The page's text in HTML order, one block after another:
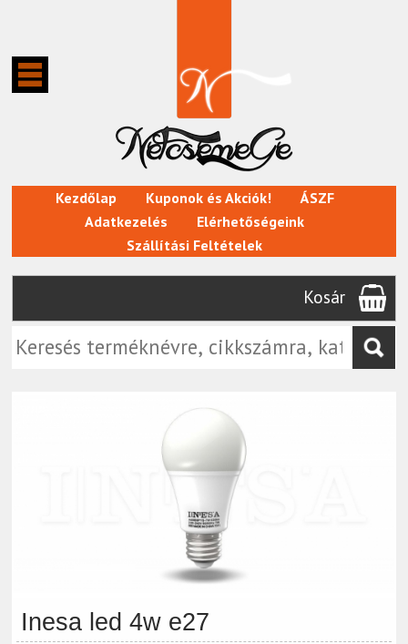
Kezdőlap Kuponok és Akciók!
ÁSZF
Adatkezelés
Elérhetőségeink
Szállítási Feltételek
Kosár
Inesa led 4w e27